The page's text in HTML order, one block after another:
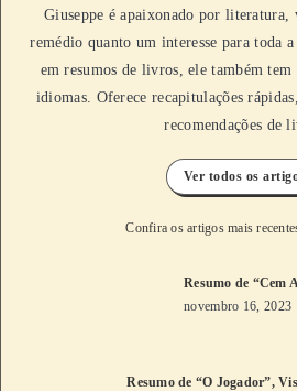
Giuseppe é apaixonado por literatura,
remédio quanto um interesse para toda
em resumos de livros, ele também tem
idiomas. Oferece recapitulações
recomendações de
Ver todos os
Confira os artigos mais
Resumo de “Cem
novembro 16, 2023
Resumo de “O Jogador”,